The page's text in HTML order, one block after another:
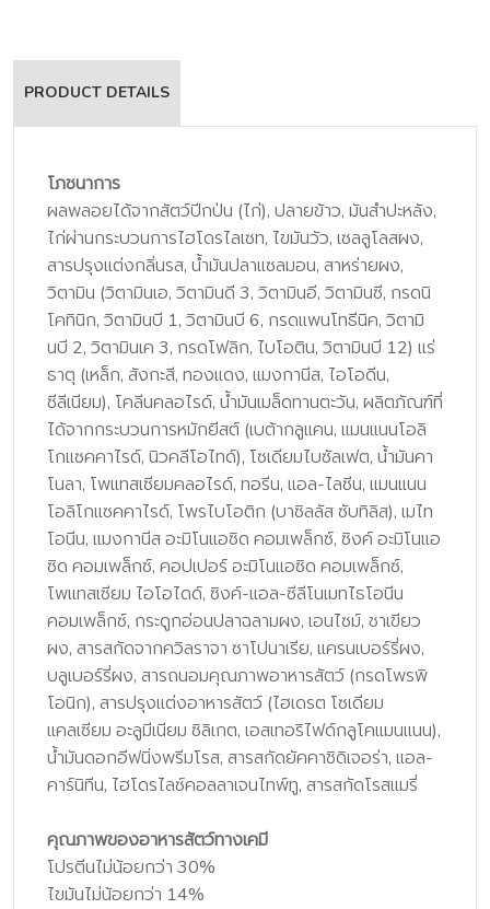
PRODUCT DETAILS
โภชนาการ
ผลพลอยได้จากสัตว์ปีกป่น (ไก่), ปลายข้าว, มันสําปะหลัง,
ไก่ผ่านกระบวนการไฮโดรไลเซท, ไขมันวัว, เซลลูโลสผง,
สารปรุงแต่งกลิ่นรส, น้ำมันปลาแซลมอน, สาหร่ายผง,
วิตามิน (วิตามินเอ, วิตามินดี 3, วิตามินอี, วิตามินซี, กรดนิ
โคทินิก, วิตามินบี 1, วิตามินบี 6, กรดแพนโทธีนิค, วิตามิ
นบี 2, วิตามินเค 3, กรดโฟลิก, ไบโอติน, วิตามินบี 12) แร่
ธาตุ (เหล็ก, สังกะสี, ทองแดง, แมงกานีส, ไอโอดีน,
ซีลีเนียม), โคลีนคลอไรด์, น้ำมันเมล็ดทานตะวัน, ผลิตภัณฑ์ที่
ได้จากกระบวนการหมักยีสต์ (เบต้ากลูแคน, แมนแนนโอลิ
โกแซคคาไรด์, นิวคลีโอไทด์), โซเดียมไบซัลเฟต, น้ำมันคา
โนลา, โพแทสเซียมคลอไรด์, ทอรีน, แอล-ไลซีน, แมนแนน
โอลิโกแซคคาไรด์, โพรไบโอติก (บาซิลลัส ซับทิลิส), เมไท
โอนีน, แมงกานีส อะมิโนแอซิด คอมเพล็กซ์, ซิงค์ อะมิโนแอ
ซิด คอมเพล็กซ์, คอปเปอร์ อะมิโนแอซิด คอมเพล็กซ์,
โพแทสเซียม ไอโอไดด์, ซิงค์-แอล-ซีลีโนเมทไธโอนีน
คอมเพล็กซ์, กระดูกอ่อนปลาฉลามผง, เอนไซม์, ชาเขียว
ผง, สารสกัดจากควิลราจา ซาโปนาเรีย, แครนเบอร์รี่ผง,
บลูเบอร์รี่ผง, สารถนอมคุณภาพอาหารสัตว์ (กรดโพรพิ
โอนิก), สารปรุงแต่งอาหารสัตว์ (ไฮเดรต โซเดียม
แคลเซียม อะลูมีเนียม ซิลิเกต, เอสเทอริไฟด์กลูโคแมนแนน),
น้ำมันดอกอีฟนิ่งพรีมโรส, สารสกัดยัคคาชิดิเจอร่า, แอล-
คาร์นิทีน, ไฮโดรไลซ์คอลลาเจนไทพ์ทู, สารสกัดโรสแมรี่
คุณภาพของอาหารสัตว์ทางเคมี
โปรตีนไม่น้อยกว่า 30%
ไขมันไม่น้อยกว่า 14%